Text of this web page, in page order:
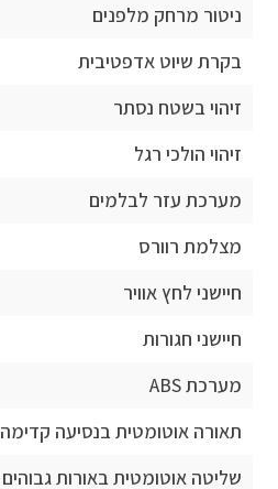
ניטור מרחק מלפנים
בקרת שיוט אדפטיבית
זיהוי בשטח נסתר
זיהוי הולכי רגל
מערכת עזר לבלמים
מצלמת רוורס
חיישני לחץ אוויר
חיישני חגורות
מערכת ABS
תאורה אוטומטית בנסיעה קדימה
שליטה אוטומטית באורות גבוהים